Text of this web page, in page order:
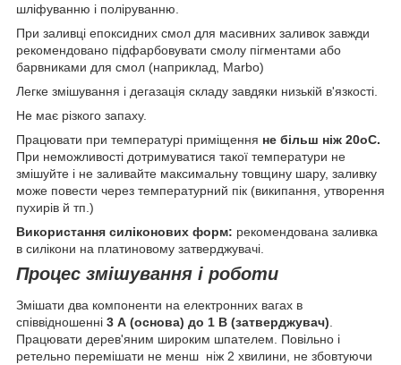
шліфуванню і поліруванню.
При заливці епоксидних смол для масивних заливок завжди
рекомендовано підфарбовувати смолу пігментами або
барвниками для смол (наприклад, Marbo)
Легке змішування і дегазація складу завдяки низькій в'язкості.
Не має різкого запаху.
Працювати при температурі приміщення не більш ніж 20оС.
При неможливості дотримуватися такої температури не
змішуйте і не заливайте максимальну товщину шару, заливку
може повести через температурний пік (википання, утворення
пухирів й тп.)
Використання силіконових форм: рекомендована заливка
в силікони на платиновому затверджувачі.
Процес змішування і роботи
Змішати два компоненти на електронних вагах в
співвідношенні 3 А (основа) до 1 В (затверджувач).
Працювати дерев'яним широким шпателем. Повільно і
ретельно перемішати не менш ніж 2 хвилини, не збовтуючи